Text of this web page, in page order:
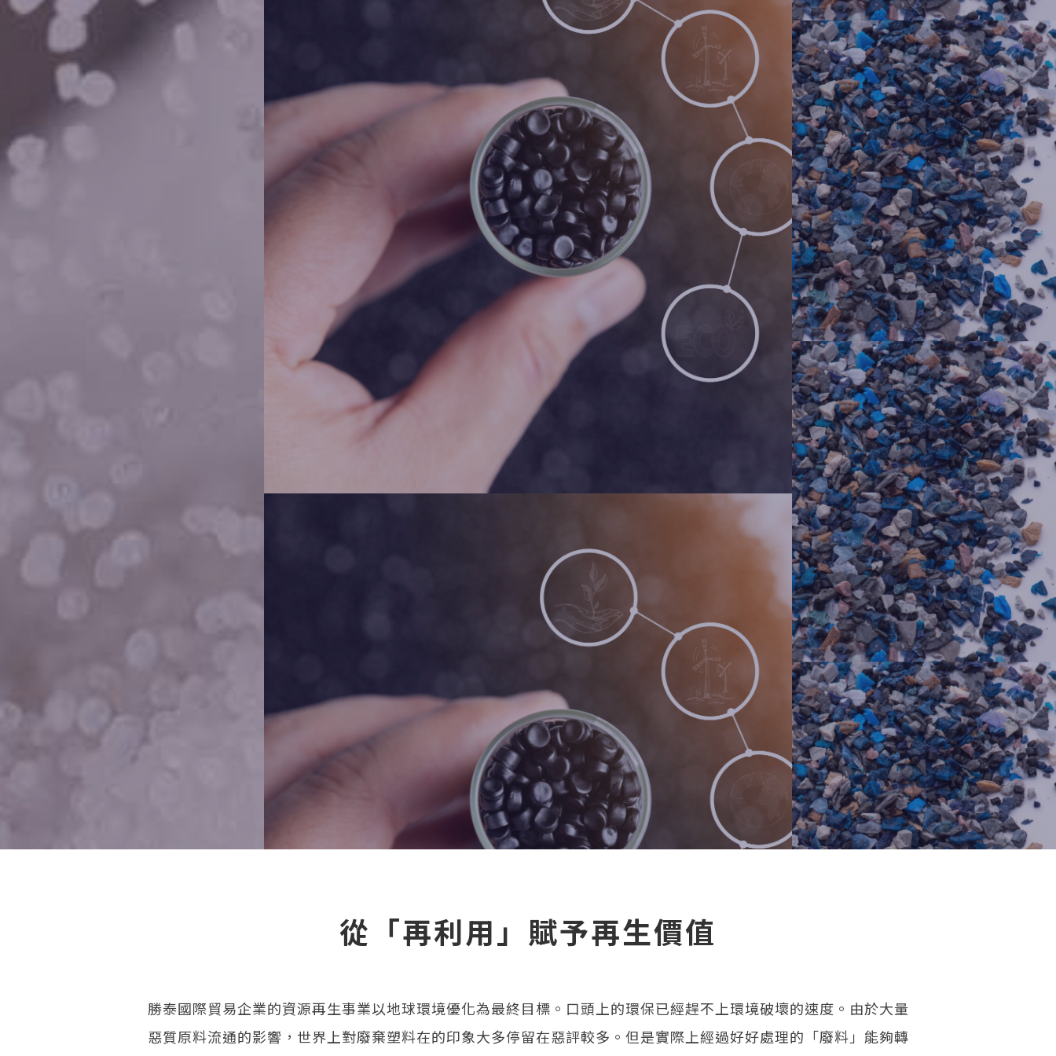
從「再利用」賦予再生價值
勝泰國際貿易企業的資源再生事業以地球環境優化為最終目標。口頭上的環保已經趕不上環境破壞的速度。由於大量
惡質原料流通的影響，世界上對廢棄塑料在的印象大多停留在惡評較多。但是實際上經過好好處理的「廢料」能夠轉